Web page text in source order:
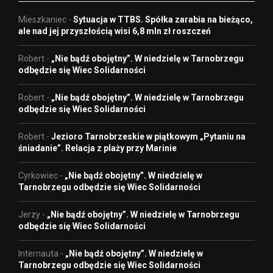
Mieszkaniec - Sytuacja w TTBS. Spółka zarabia na bieżąco,
ale nad jej przyszłością wisi 6,8 mln zł roszczeń
Robert - „Nie bądź obojętny”. W niedzielę w Tarnobrzegu
odbędzie się Wiec Solidarności
Robert - „Nie bądź obojętny”. W niedzielę w Tarnobrzegu
odbędzie się Wiec Solidarności
Robert - Jezioro Tarnobrzeskie w piątkowym „Pytaniu na
śniadanie”. Relacja z plaży przy Marinie
Cyrkowiec - „Nie bądź obojętny”. W niedzielę w
Tarnobrzegu odbędzie się Wiec Solidarności
Jerzy - „Nie bądź obojętny”. W niedzielę w Tarnobrzegu
odbędzie się Wiec Solidarności
Internauta - „Nie bądź obojętny”. W niedzielę w
Tarnobrzegu odbędzie się Wiec Solidarności